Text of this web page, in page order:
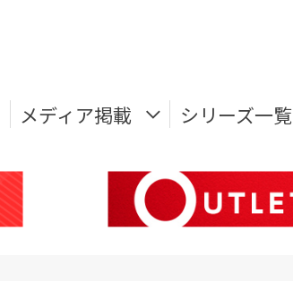
メディア掲載 シリーズ一覧